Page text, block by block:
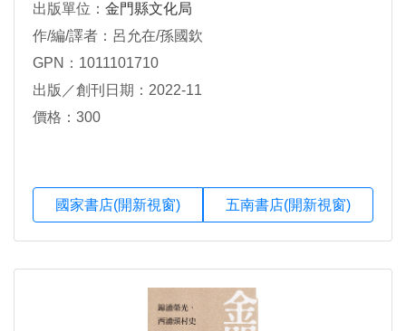
出版單位： 金門縣文化局
作/編/譯者：呂允在/孫國欽
GPN：1011101710
出版／創刊日期：2022-11
價格：300
國家書店(開新視窗) 五南書店(開新視窗)